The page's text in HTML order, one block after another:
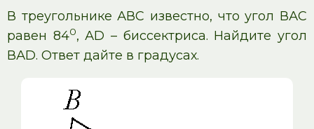
В треугольнике АВС известно, что угол ВАС
равен 840, АD – биссектриса. Найдите угол
ВАD. Ответ дайте в градусах.